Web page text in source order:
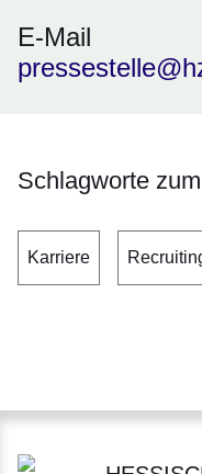
E-Mail
Schlagworte
Karriere